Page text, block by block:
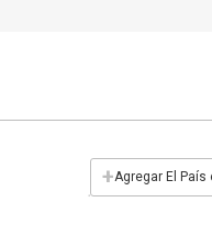
+Agregar El País